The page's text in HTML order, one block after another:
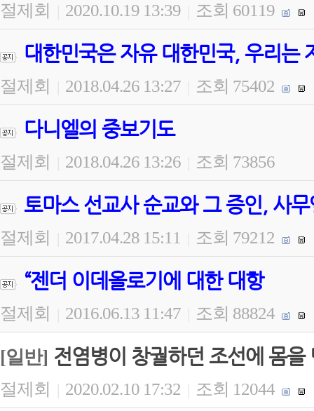
절제회 2020.10.19 13:39 조회 60119
대한민국은 자유 대한민국, 우리는
절제회 2018.04.26 13:27 조회 75402
다니엘의 중보기도
절제회 2018.04.26 13:26 조회 73856
토마스 선교사 순교와 그 증인, 사
절제회 2017.04.28 15:11 조회 79212
“젠더 이데올로기에 대한 대항
절제회 2016.06.13 11:47 조회 88824
[일반] 전염병이 창궐하던 조선에 몸을
절제회 | 2020.02.10 17:32 | 조회 12044